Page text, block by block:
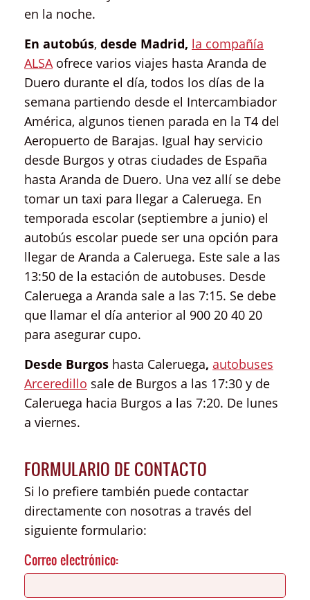
en la noche.
En autobús, desde Madrid, la compañía
ALSAofrece varios viajes hasta Aranda de
Duero durante el día, todos los días de la
semana partiendo desde el Intercambiador
América, algunos tienen parada en la T4 del
Aeropuerto de Barajas. Igual hay servicio
desde Burgos y otras ciudades de España
hasta Aranda de Duero. Una vez allí se debe
tomar un taxi para llegar a Caleruega. En
temporada escolar (septiembre a junio) el
autobús escolar puede ser una opción para
llegar de Aranda a Caleruega. Este sale a las
13:50 de la estación de autobuses. Desde
Caleruega a Aranda sale a las 7:15. Se debe
que llamar el día anterior al 900 20 40 20
para asegurar cupo.
Desde Burgos hasta Caleruega, autobuses
Arceredillo sale de Burgos a las 17:30 y de
Caleruega hacia Burgos a las 7:20. De lunes
a viernes.
FORMULARIO DE CONTACTO
Si lo prefiere también puede contactar
directamente con nosotras a través del
siguiente formulario:
Correo electrónico: